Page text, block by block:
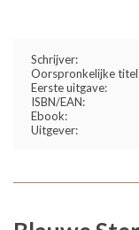
Schrijver:
Oorspronkelijke
Eerste uitgave:
ISBN/EAN:
Ebook:
Uitgever: